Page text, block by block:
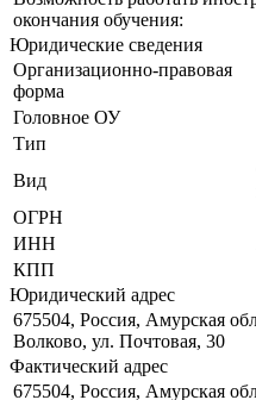
окончания обучения:
Юридические сведения
Организационно-правовая
форма
Головное ОУ
Тип
Вид
ОГРН
ИНН
КПП
Юридический адрес
675504, Россия, Амурская
Волково, ул. Почтовая, 30
Фактический адрес
675504, Россия, Амурская